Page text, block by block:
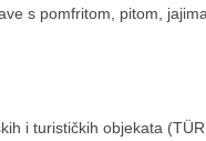
s pomfritom, pitom,
i turističkih objekata